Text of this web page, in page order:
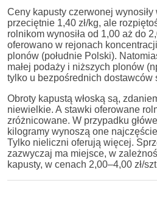
Ceny kapusty czerwonej wynosiły
przeciętnie 1,40 zł/kg, ale
rolnikom wynosiła od 1,00 aż do
oferowano w rejonach
plonów (południe Polski).
małej podaży i niższych plonów
tylko u bezpośrednich dostawców
Obroty kapustą włoską są,
niewielkie. A stawki oferowane
zróżnicowane. W przypadku
kilogramy wynoszą one
Tylko nieliczni oferują więcej.
zazwyczaj ma miejsce, w
kapusty, w cenach 2,00–4,00 zł/